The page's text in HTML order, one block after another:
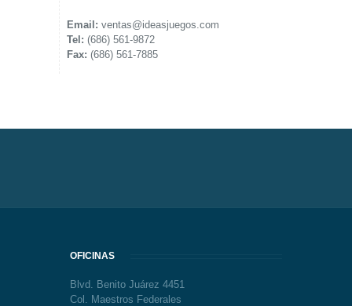
Email: ventas@ideasjuegos.com
Tel: (686) 561-9872
Fax: (686) 561-7885
OFICINAS
Blvd. Benito Juárez 4451
Col. Maestros Federales